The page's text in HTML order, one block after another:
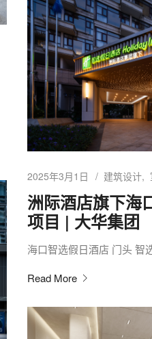
2025年3月1日 建筑设计
洲际酒店旗下海
项目 | 大华集团
海口智选假日酒店 门头 智
Read More